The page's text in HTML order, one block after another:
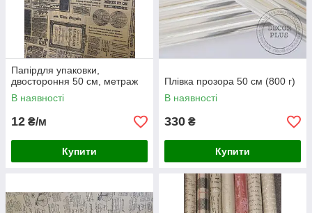
Папірдля упаковки,
двостороння 50 см, метраж
В наявності
12 ₴/м
Купити
Плівка прозора 50 см (800 г)
В наявності
330 ₴
Купити